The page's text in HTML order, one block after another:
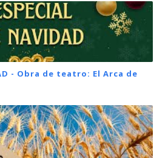
- Obra de teatro: El Arca de